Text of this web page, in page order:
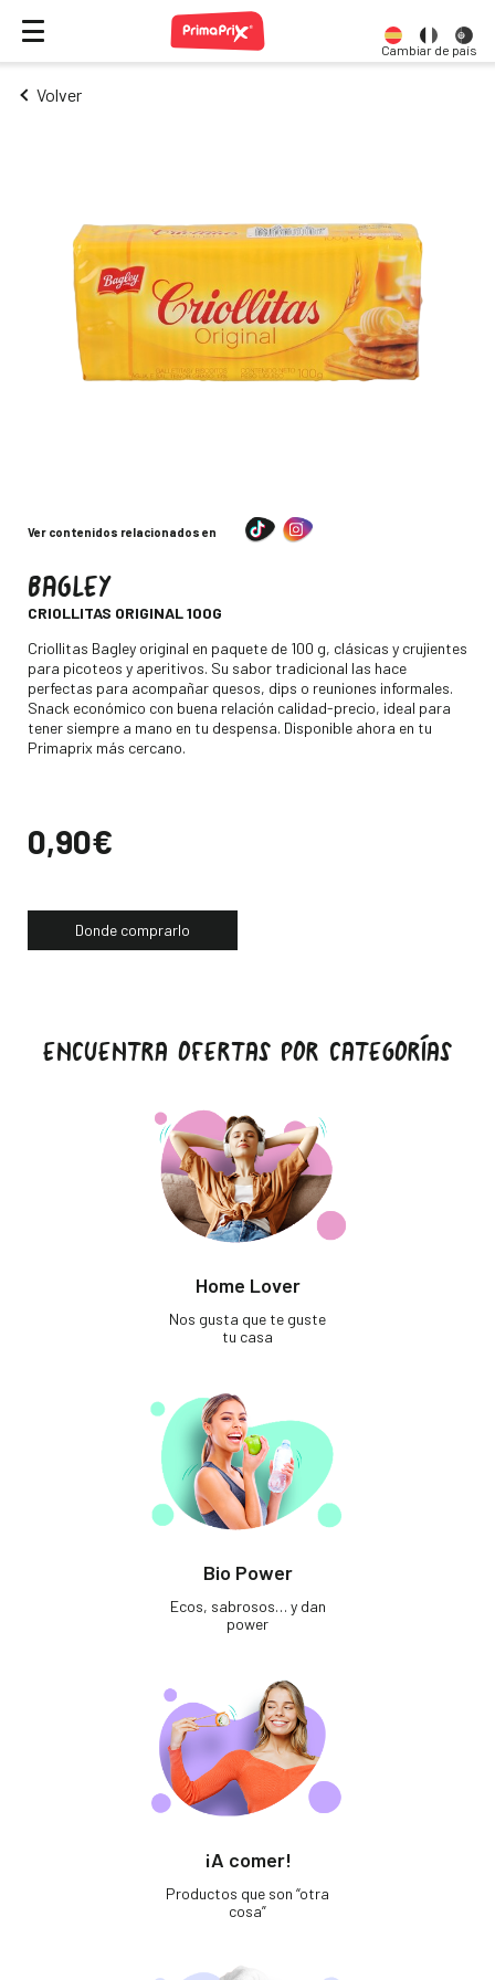
Cambiar de país
Volver
Ver contenidos relacionados en
BAGLEY-
CRIOLLITAS ORIGINAL 100G
Descripción
Criollitas Bagley original en paquete de 100 g, clásicas y crujientes
para picoteos y aperitivos. Su sabor tradicional las hace
perfectas para acompañar quesos, dips o reuniones informales.
Snack económico con buena relación calidad-precio, ideal para
tener siempre a mano en tu despensa. Disponible ahora en tu
Primaprix más cercano.
Precio
0,90€
Donde comprarlo
ENCUENTRA OFERTAS POR CATEGORÍAS
Home Lover
Nos gusta que te guste
tu casa
Bio Power
Ecos, sabrosos… y dan
power
¡A comer!
Productos que son “otra
cosa”